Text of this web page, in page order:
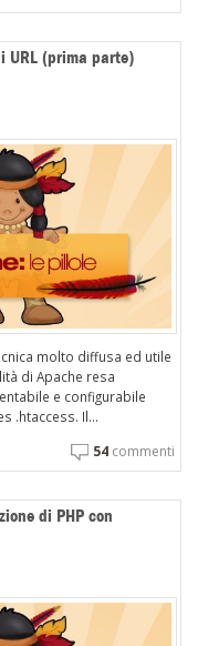
URL (prima parte)
molto diffusa ed utile
di Apache resa
e configurabile
.htaccess. Il...
54 commenti
di PHP con